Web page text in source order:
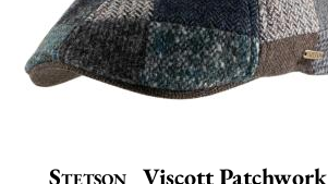
Stetson Viscott Patchwork